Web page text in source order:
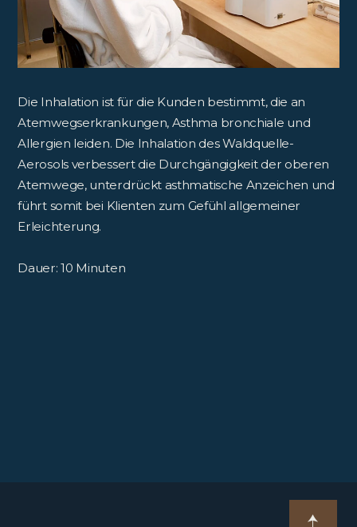
Die Inhalation ist für die Kunden bestimmt, die an
Atemwegserkrankungen, Asthma bronchiale und
Allergien leiden. Die Inhalation des Waldquelle-
Aerosols verbessert die Durchgängigkeit der oberen
Atemwege, unterdrückt asthmatische Anzeichen und
führt somit bei Klienten zum Gefühl allgemeiner
Erleichterung.
Dauer: 10 Minuten